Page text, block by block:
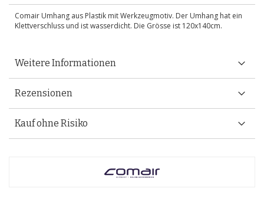
Comair Umhang aus Plastik mit Werkzeugmotiv. Der Umhang hat ein
Klettverschluss und ist wasserdicht. Die Grösse ist 120x140cm.
Weitere Informationen
Rezensionen
Kauf ohne Risiko